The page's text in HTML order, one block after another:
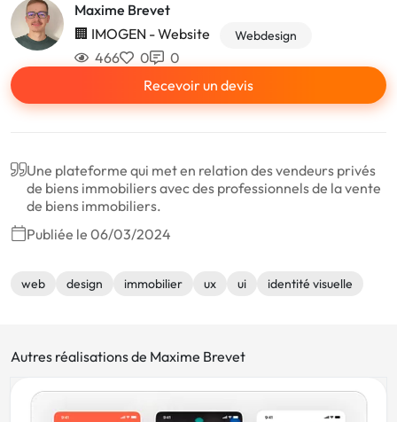
Maxime Brevet
🏢 IMOGEN - Website
Webdesign
466 0
0
Recevoir un devis
Une plateforme qui met en relation des vendeurs privés
de biens immobiliers avec des professionnels de la vente
de biens immobiliers.
Publiée le 06/03/2024
web design immobilier ux ui identité visuelle
Autres réalisations de Maxime Brevet